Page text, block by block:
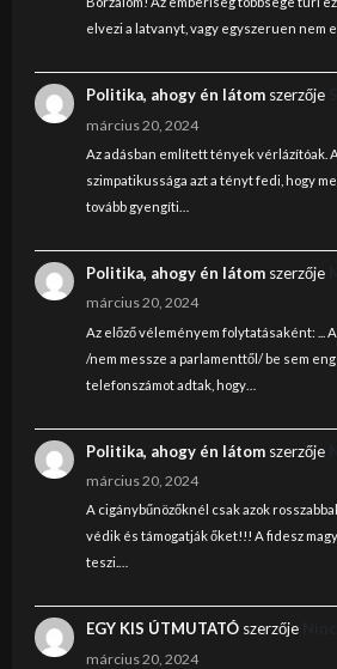
elvezi a latvanyt, vagy egyszeruen nem
Politika, ahogy én látomszerzője
március 20, 2024
Az adásban említett tények vérlázítóak.
szimpatikussága azt a tényt fedi, hogy
tovább gyengíti…
Politika, ahogy én látomszerzője
március 20, 2024
Az előző véleményem folytatásaként: ...
/nem messze a parlamenttől/ be sem
telefonszámot adtak, hogy…
Politika, ahogy én látomszerzője
március 20, 2024
A cigánybűnözőknél csak azok
védik és támogatják őket!!! A fidesz
teszi.…
EGY KIS ÚTMUTATÓszerzője
március 20, 2024